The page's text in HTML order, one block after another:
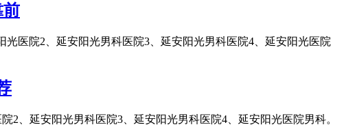
前
医院2、延安阳光男科医院3、延安阳光男科医院4、延安阳光医院
2、延安阳光男科医院3、延安阳光男科医院4、延安阳光医院男科。